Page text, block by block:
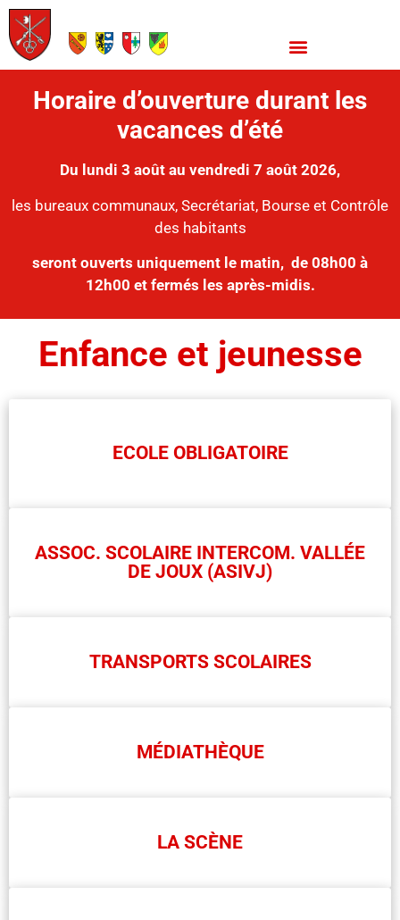
Horaire d’ouverture durant les
vacances d’été
Du lundi 3 août au vendredi 7 août 2026,
les bureaux communaux, Secrétariat, Bourse et Contrôle
des habitants
seront ouverts uniquement le matin, de 08h00 à
12h00 et fermés les après-midis.
Enfance et jeunesse
ECOLE OBLIGATOIRE
ASSOC. SCOLAIRE INTERCOM. VALLÉE
DE JOUX (ASIVJ)
TRANSPORTS SCOLAIRES
MÉDIATHÈQUE
LA SCÈNE